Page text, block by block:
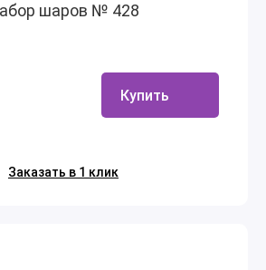
шаров № 428
Купить
Заказать в 1 клик